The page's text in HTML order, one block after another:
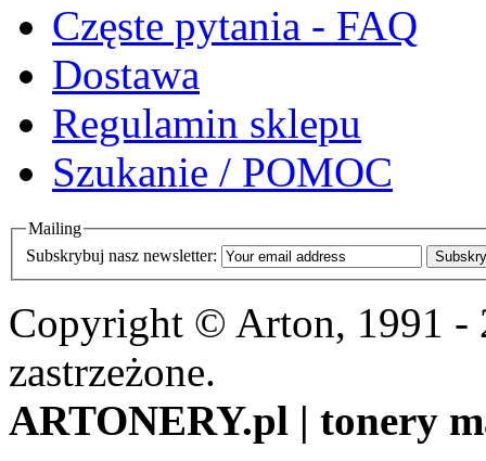
Częste pytania - FAQ
Dostawa
Regulamin sklepu
Szukanie / POMOC
Mailing
Subskrybuj nasz newsletter:
Copyright © Arton, 1991 -
zastrzeżone.
ARTONERY.pl | tonery